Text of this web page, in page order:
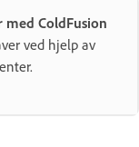
med ColdFusion
ved hjelp av